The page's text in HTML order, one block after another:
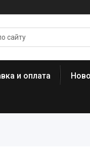
и оплата